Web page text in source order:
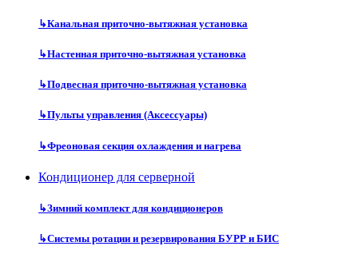
↳Канальная приточно-вытяжная установка
↳Настенная приточно-вытяжная установка
↳Подвесная приточно-вытяжная установка
↳Пульты управления (Аксессуары)
↳Фреоновая секция охлаждения и нагрева
Кондиционер для серверной
↳Зимний комплект для кондиционеров
↳Системы ротации и резервирования БУРР и БИС